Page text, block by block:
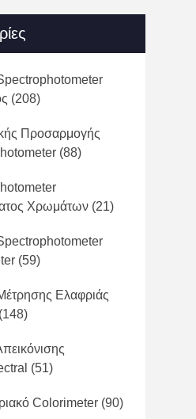
(208)
Προσαρμογής
(88)
Χρωμάτων (21)
(59)
Ελαφριάς
(148)
(51)
Colorimeter (90)